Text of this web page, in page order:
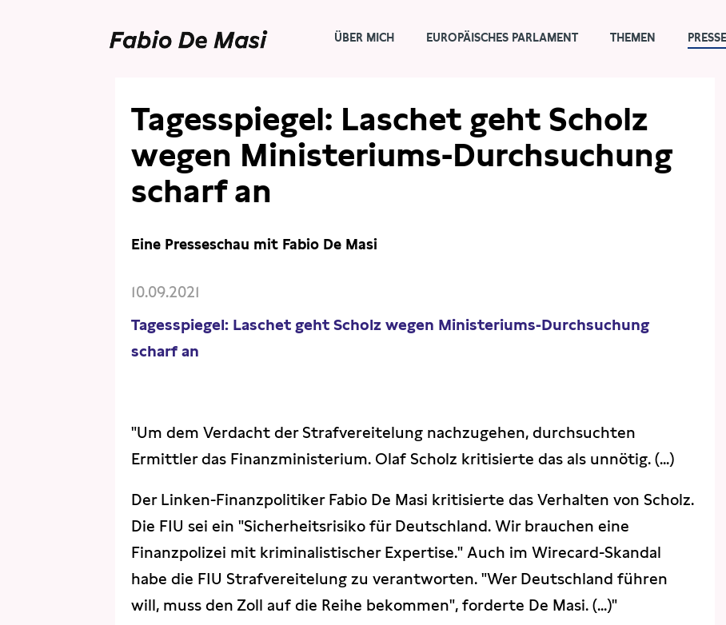
ÜBER MICH EUROPÄISCHES PARLAMENT THEMEN PRESSE
Tagesspiegel: Laschet geht Scholz
wegen Ministeriums-Durchsuchung
scharf an
Eine Presseschau mit Fabio De Masi
10.09.2021
Tagesspiegel: Laschet geht Scholz wegen Ministeriums-Durchsuchung
scharf an
"Um dem Verdacht der Strafvereitelung nachzugehen, durchsuchten
Ermittler das Finanzministerium. Olaf Scholz kritisierte das als unnötig. (...)
Der Linken-Finanzpolitiker Fabio De Masi kritisierte das Verhalten von Scholz.
Die FIU sei ein "Sicherheitsrisiko für Deutschland. Wir brauchen eine
Finanzpolizei mit kriminalistischer Expertise." Auch im Wirecard-Skandal
habe die FIU Strafvereitelung zu verantworten. "Wer Deutschland führen
will, muss den Zoll auf die Reihe bekommen", forderte De Masi. (...)"